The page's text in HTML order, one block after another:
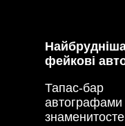
фейкові
Тапас-бар